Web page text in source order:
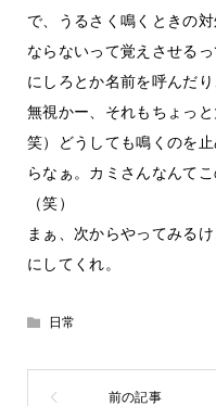
で、うるさく鳴くときの
ならないって覚えさせる
にしろとか名前を呼んだ
無視かー、それもちょっ
笑）どうしても鳴くのを
らなぁ。カミさんなんて
（笑）
まぁ、次からやってみる
にしてくれ。
日常